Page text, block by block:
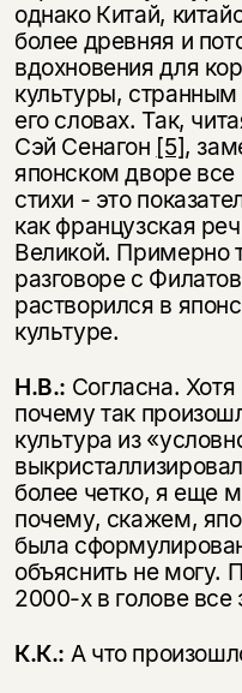
однако Китай,
более древняя и
вдохновения для
культуры, странным
его словах. Так,
Сэй Сенагон [5],
японском дворе все
стихи - это
как французская
Великой. Примерно
разговоре с
растворился в
культуре.
Н.В.: Согласна.
почему так
культура из
более четко, я еще
почему, скажем,
была
объяснить не могу.
2000-х в голове
К.К.: А что